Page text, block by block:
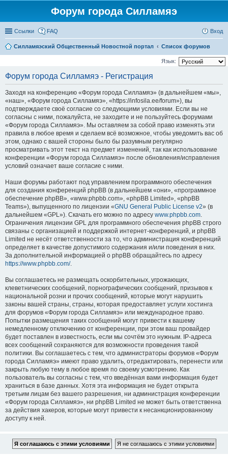
Форум города Силламяэ
Ссылки FAQ Вход
Силламяэский Общественный Новостной портал Список форумов
Язык:
Форум города Силламяэ - Регистрация
Заходя на конференцию «Форум города Силламяэ» (в дальнейшем «мы»,
«наш», «Форум города Силламяэ», «https://infosila.ee/forum»), вы
подтверждаете своё согласие со следующими условиями. Если вы не
согласны с ними, пожалуйста, не заходите и не пользуйтесь форумами
«Форум города Силламяэ». Мы оставляем за собой право изменять эти
правила в любое время и сделаем всё возможное, чтобы уведомить вас об
этом, однако с вашей стороны было бы разумным регулярно
просматривать этот текст на предмет изменений, так как использование
конференции «Форум города Силламяэ» после обновления/исправления
условий означает ваше согласие с ними.
Наши форумы работают под управлением программного обеспечения
для создания конференций phpBB (в дальнейшем «они», «программное
обеспечение phpBB», «www.phpbb.com», «phpBB Limited», «phpBB
Teams»), выпущенного по лицензии «GNU General Public License v2» (в
дальнейшем «GPL»). Скачать его можно по адресу www.phpbb.com.
Ограничения лицензии GPL для программного обеспечения phpBB строго
связаны с организацией и поддержкой интернет-конференций, и phpBB
Limited не несёт ответственности за то, что администрация конференций
определяет в качестве допустимого содержания и/или поведения в них.
За дополнительной информацией о phpBB обращайтесь по адресу
https://www.phpbb.com/.
Вы соглашаетесь не размещать оскорбительных, угрожающих,
клеветнических сообщений, порнографических сообщений, призывов к
национальной розни и прочих сообщений, которые могут нарушить
законы вашей страны, страны, которая предоставляет услуги хостинга
для форумов «Форум города Силламяэ» или международное право.
Попытки размещения таких сообщений могут привести к вашему
немедленному отключению от конференции, при этом ваш провайдер
будет поставлен в известность, если мы сочтём это нужным. IP-адреса
всех сообщений сохраняются для возможности проведения такой
политики. Вы соглашаетесь с тем, что администраторы форумов «Форум
города Силламяэ» имеют право удалить, отредактировать, перенести или
закрыть любую тему в любое время по своему усмотрению. Как
пользователь вы согласны с тем, что введённая вами информация будет
храниться в базе данных. Хотя эта информация не будет открыта
третьим лицам без вашего разрешения, ни администрация конференции
«Форум города Силламяэ», ни phpBB Limited не может быть ответственна
за действия хакеров, которые могут привести к несанкционированному
доступу к ней.